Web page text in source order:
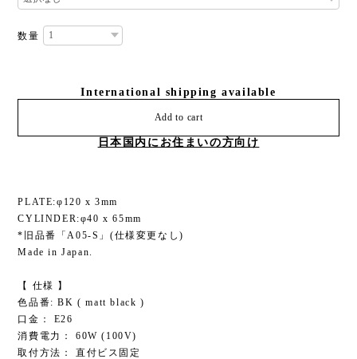
数量
International shipping available
Add to cart
日本国内にお住まいの方向け
PLATE:φ120 x 3mm
CYLINDER:φ40 x 65mm
*旧品番「A05-S」(仕様変更なし)
Made in Japan.
【 仕様 】
色品番: BK ( matt black )
口金： E26
消費電力： 60W (100V)
取付方法： 直付ビス固定